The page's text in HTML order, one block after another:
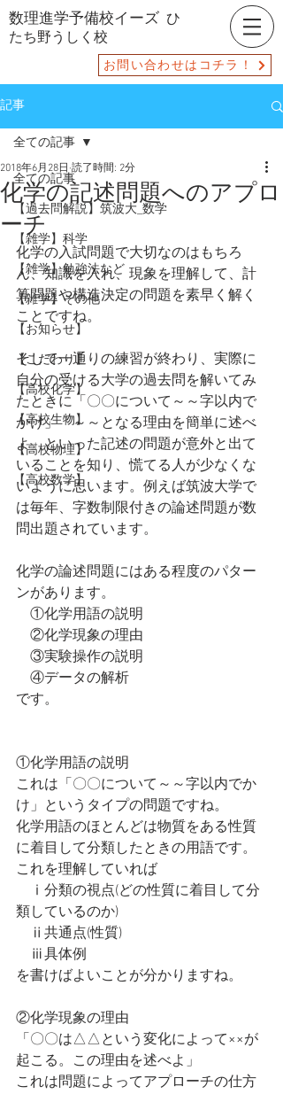
数理進学予備校イーズ ひ
たち野うしく校
お問い合わせはコチラ！
記事
全ての記事
【過去問解説】筑波大_数学
【雑学】科学
【雑学】勉強法など
【雑学】その他
【お知らせ】
【こだわり】
【高校化学】
【高校生物】
【高校物理】
【高校数学】
全ての記事
化学の記述問題へのアプロ
ーチ
2018年6月28日 読了時間: 2分
化学の入試問題で大切なのはもちろ
ん、知識を入れ、現象を理解して、計
算問題や構造決定の問題を素早く解く
ことですね。
そして一通りの練習が終わり、実際に
自分の受ける大学の過去問を解いてみ
たときに「〇〇について～～字以内で
かけ」「～～となる理由を簡単に述べ
よ」といった記述の問題が意外と出て
いることを知り、慌てる人が少なくな
いように思います。例えば筑波大学で
は毎年、字数制限付きの論述問題が数
問出題されています。
化学の論述問題にはある程度のパター
ンがあります。
①化学用語の説明
②化学現象の理由
③実験操作の説明
④データの解析
です。
①化学用語の説明
これは「〇〇について～～字以内でか
け」というタイプの問題ですね。
化学用語のほとんどは物質をある性質
に着目して分類したときの用語です。
これを理解していれば
ⅰ分類の視点(どの性質に着目して分
類しているのか)
ⅱ共通点(性質)
ⅲ具体例
を書けばよいことが分かりますね。
②化学現象の理由
「〇〇は△△という変化によって××が
起こる。この理由を述べよ」
これは問題によってアプローチの仕方